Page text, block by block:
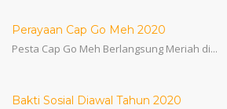
Perayaan Cap Go Meh 2020
Pesta Cap Go Meh Berlangsung Meriah di...
Bakti Sosial Diawal Tahun 2020